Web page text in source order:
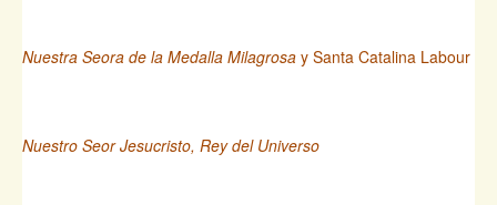
Nuestra Seora de la Medalla Milagrosa y Santa Catalina Labour
Nuestro Seor Jesucristo, Rey del Universo